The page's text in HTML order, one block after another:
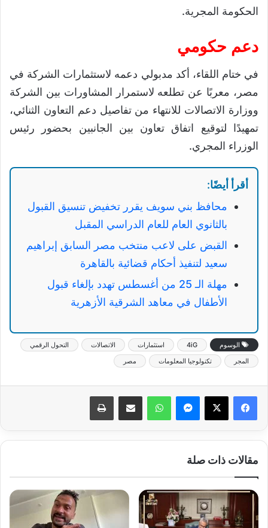
الحكومة المجرية.
دعم حكومي
في ختام اللقاء، أكد مدبولي دعمه لاستثمارات الشركة في
مصر، معربًا عن تطلعه لاستمرار المشاورات بين الشركة
ووزارة الاتصالات للانتهاء من تفاصيل دعم التعاون الثنائي،
تمهيدًا لتوقيع اتفاق تعاون بين الجانبين بحضور رئيس
الوزراء المجري.
أقرأ أيضًا:
محافظ بني سويف يقرر تخفيض تنسيق القبول
بالثانوي العام للعام الدراسي المقبل
القبض على لاعب منتخب مصر السابق إبراهيم
سعيد لتنفيذ أحكام قضائية بالقاهرة
مهلة الـ 25 من أغسطس تهدد بإلغاء قبول
الأطفال في معاهد الشرقية الأزهرية
الوسوم 4iG استثمارات الاتصالات
التحول الرقمي
المجر
تكنولوجيا المعلومات مصر
ماسنجر واتساب مشاركة عبر البريد طباعة
مقالات ذات صلة